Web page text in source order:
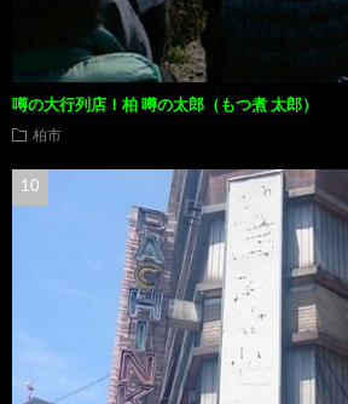
噂の大行列店！柏 噂の太郎（もつ煮 太郎）
柏市